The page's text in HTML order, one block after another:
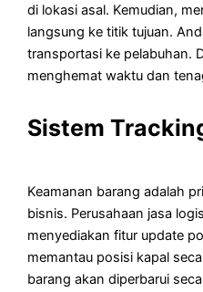
di lokasi asal. Kemudian,
langsung ke titik tujuan.
transportasi ke pelabuhan.
menghemat waktu dan
Sistem
Keamanan barang adalah
bisnis. Perusahaan jasa
menyediakan fitur update
memantau posisi kapal
barang akan diperbarui